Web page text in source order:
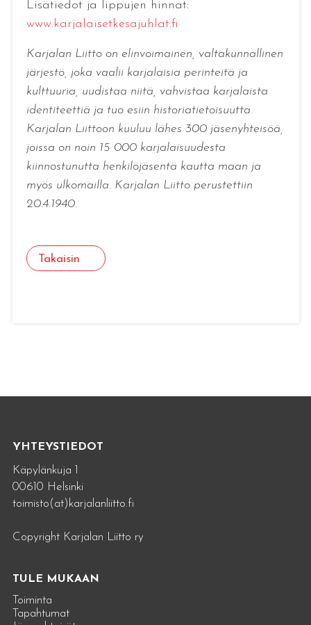
Lisätiedot ja lippujen hinnat:
www.karjalaisetkesajuhlat.fi
Karjalan Liitto on elinvoimainen, valtakunnallinen
järjestö, joka vaalii karjalaisia perinteitä ja
kulttuuria, uudistaa niitä, vahvistaa karjalaista
identiteettiä ja tuo esiin historiatietoisuutta.
Karjalan Liittoon kuuluu lähes 300 jäsenyhteisöä,
joissa on noin 15 000 karjalaisuudesta
kiinnostunutta henkilöjäsentä kautta maan ja
myös ulkomailla. Karjalan Liitto perustettiin
20.4.1940.
Takaisin
YHTEYSTIEDOT
Käpylänkuja 1
00610 Helsinki
toimisto(at)karjalanliitto.fi
Copyright Karjalan Liitto ry
TULE MUKAAN
Toiminta
Tapahtumat